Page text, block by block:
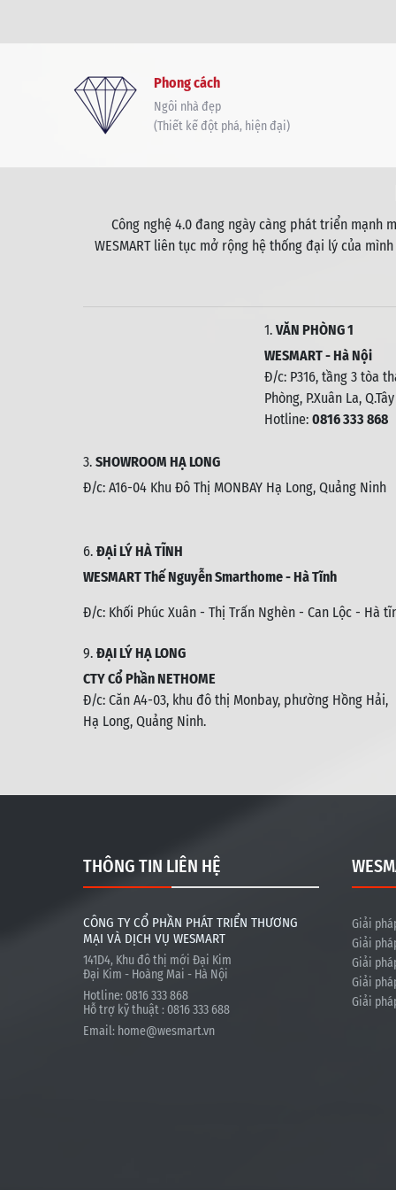
Phong cách
Ngôi nhà đẹp
(Thiết kế đột phá, hiện đại)
Công nghệ 4.0 đang ngày càng phát triển
WESMART liên tục mở rộng hệ thống đại lý của
1. VĂN PHÒNG 1
WESMART - Hà Nội
Đ/c: P316, tầng 3 tòa
Phòng, P.Xuân La,
Hotline: 0816 333 868
3. SHOWROOM HẠ LONG
Đ/c: A16-04 Khu Đô Thị MONBAY Hạ Long, Quảng Ninh
6. ĐẠi LÝ HÀ TĨNH
WESMART Thế Nguyễn Smarthome - Hà Tĩnh
Đ/c: Khối Phúc Xuân - Thị Trấn Nghèn - Can Lộc - Hà
9. ĐẠI LÝ HẠ LONG
CTY Cổ Phần NETHOME
Đ/c: Căn A4-03, khu đô thị Monbay, phường Hồng Hải,
Hạ Long, Quảng Ninh.
THÔNG TIN LIÊN HỆ
CÔNG TY CỔ PHẦN PHÁT TRIỂN THƯƠNG
MẠI VÀ DỊCH VỤ WESMART
141D4, Khu đô thị mới Đại Kim
Đại Kim - Hoàng Mai - Hà Nội
Hotline: 0816 333 868
Hỗ trợ kỹ thuật : 0816 333 688
Email: home@wesmart.vn
Giải
Giải
Giải
Giải
Giải